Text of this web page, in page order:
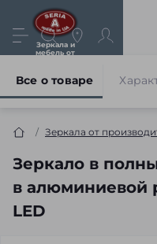
Зеркала и
мебель от
Зеркала от
Зеркало в
в алюминиевой
LED
Все о товаре